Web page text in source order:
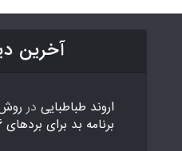
آخرین
اروند طباطبایی در
برنامه بد برای بردهای ESP8266